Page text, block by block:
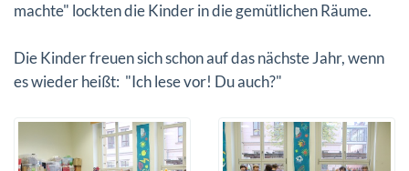
machte" lockten die Kinder in die gemütlichen Räume.
Die Kinder freuen sich schon auf das nächste Jahr, wenn
es wieder heißt: "Ich lese vor! Du auch?"